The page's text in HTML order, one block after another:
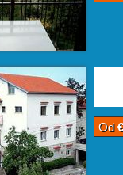
Od